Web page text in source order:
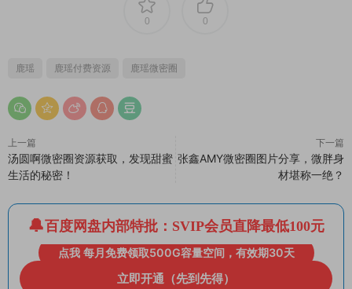
0 0
鹿瑶 鹿瑶付费资源 鹿瑶微密圈
上一篇
汤圆啊微密圈资源获取，发现甜蜜
生活的秘密！
下一篇
张鑫AMY微密圈图片分享，微胖身
材堪称一绝？
百度网盘内部特批：SVIP会员直降最低100元
点我 每月免费领取500G容量空间，有效期30天
立即开通（先到先得）